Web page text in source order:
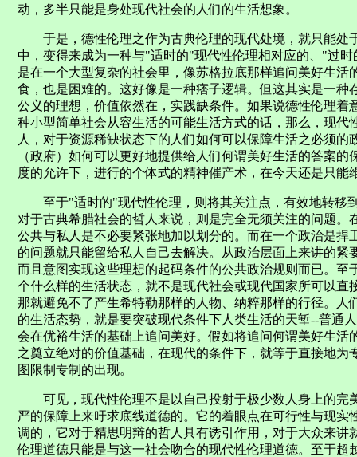
动，多半只能是身处现代社会的人们的生活想象。
于是，德性伦理之作为古典伦理的现代处境，就只能处
中，变得来成为一种与"适时的"现代性伦理相对应的、"过
是在一个大型复杂的社会里，像苏格拉底那样追问美好生
食，也是困难的。这好像是一种痞子逻辑。但这其实是一
公义的理想，价值依然在，实践缺条件。如果说德性伦理
种小型简单社会从容生活的可能生活方式的话，那么，现
人，对于资源稀缺状态下的人们如何可以保障生活之必须
（政府）如何可以更好地提供给人们何谓美好生活的答案
度的允许下，进行的个体式的精神催产术，在今天还是只能
至于"适时的"现代性伦理，则将其关注点，有效地转移
对于古典希腊社会的哲人来说，则是完全无须关注的问题
公共与私人是不必要紧张地加以划分的。而在一个政治是
的问题就只能留给私人自己去解决。从政治层面上来讲的
而且意图实现这些理想的起码条件的公共政治规则而已。
个什么样的生活状态，就不是现代社会或现代国家所可以
那就避免不了产生希特勒那样的人物、纳粹那样的行径。
的生活态势，就是要突破现代条件下人类生活的天堑--普通
会在优裕生活的基础上追问美好。假如将追问何谓美好生
之奠立绝对的价值基础，在现代的条件下，就等于直接地
图限制专制的出现。
可见，现代性伦理不是以自己投射于极少数人身上的完
严的保障上来吁求底线道德的。它的着眼点在可行性与现
调的，它对于精思明辩的哲人具有诱引作用，对于大众来
伦理道德只能是与这一社会吻合的现代性伦理道德。至于